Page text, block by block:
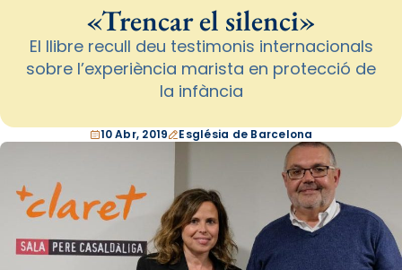
«Trencar el silenci»
El llibre recull deu testimonis internacionals
sobre l’experiència marista en protecció de
la infància
10 Abr, 2019 Església de Barcelona